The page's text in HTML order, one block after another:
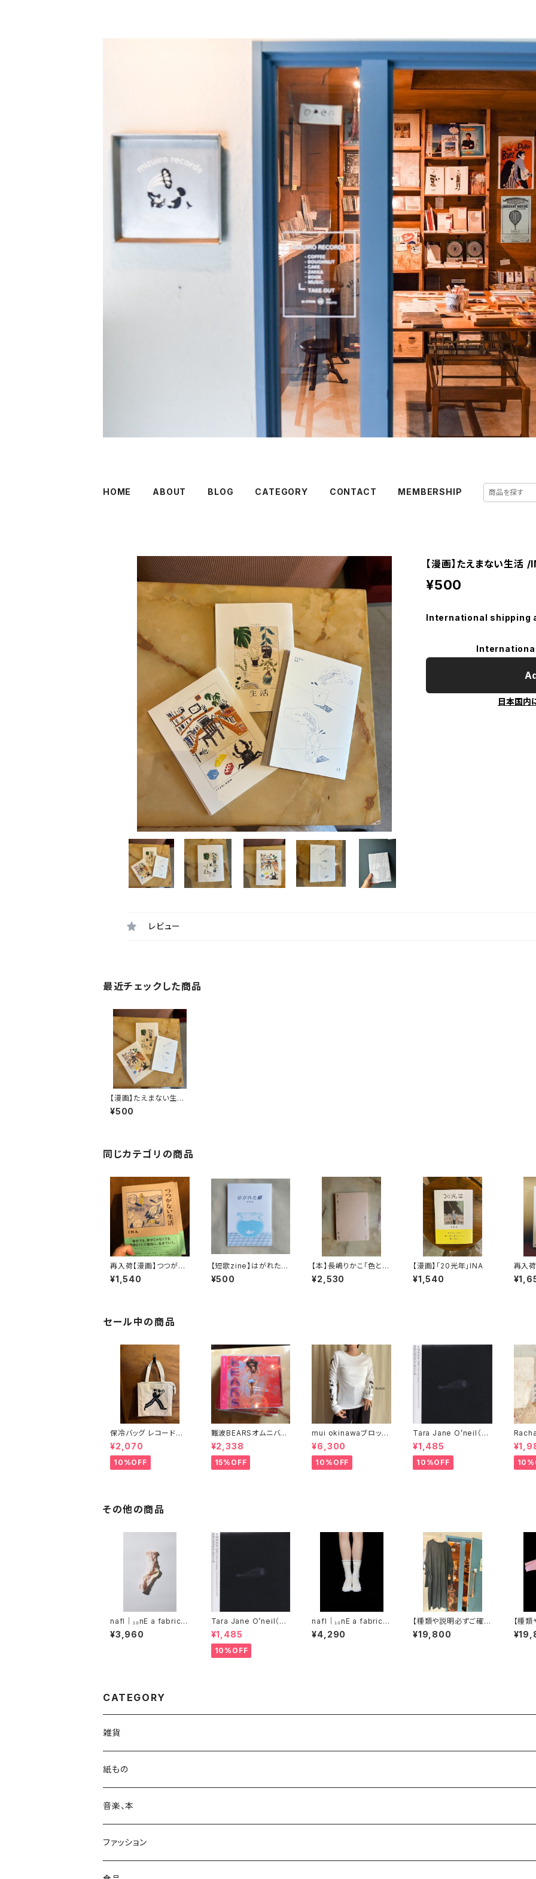
HOME ABOUT BLOG CATEGORY CONTACT MEMBERSHIP
【漫画】たえまない生活
¥500
International shipping
日本国内
レビュー
最近チェックした商品
【漫画】たえまない生活
/INA
¥500
同じカテゴリの商品
再入荷【漫画】つつがな
い生活／ＩＮＡ
¥1,540
【短歌zine】はがれた
鱗/ナツメ 山﨑くる
み やぐちゆうや
¥500
【本】長嶋りかこ「色と形
のずっと手前で」
¥2,530
【漫画】「20光年」INA
¥1,540
再入
K）『
セール中の商品
保冷バッグ レコードバッ
グにもなる （7インチサ
イズ） 水色レコード
¥2,070
10%OFF
難波BEARSオムニバス
「日本解放」
¥2,338
15%OFF
mui okinawaブロック
プリント長袖シャツ 一
輪の花
¥6,300
10%OFF
Tara Jane O’neil（タ
ラ・ジェイン・オニール）
『YOAKE』
¥1,485
10%OFF
The
チェル
その他の商品
nafl｜₁₀nE a fabric l
aboratory 宵月（靴
下）
¥3,960
Tara Jane O’neil（タ
ラ・ジェイン・オニール）
『YOAKE』
¥1,485
10%OFF
nafl｜₁₀nE a fabric l
aboratory 海獺水牛海
庭ヲ潜リ余ハ牛如力ラ
¥4,290
【種類や説明必ずご確認
ください。】ヂェン先生の
日常着 シャツワンピ
¥19,800
【種
くださ
日常
CATEGORY
雑貨
カバン
日用品
収納
装飾
紙もの
Print & Poster
ポストカード
音楽、本
CD
レコード
ファッション